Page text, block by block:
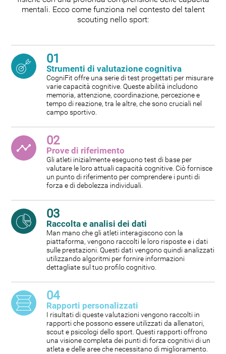
mentali. Ecco come funziona nel contesto del talent
scouting nello sport:
01
Strumenti di valutazione cognitiva
CogniFit offre una serie di test progettati per misurare
varie capacità cognitive. Queste abilità includono
memoria, attenzione, coordinazione, percezione e
tempo di reazione, tra le altre, che sono cruciali nel
campo sportivo.
02
Prove di riferimento
Gli atleti inizialmente eseguono test di base per
valutare le loro attuali capacità cognitive. Ciò fornisce
un punto di riferimento per comprendere i punti di
forza e di debolezza individuali.
03
Raccolta e analisi dei dati
Man mano che gli atleti interagiscono con la
piattaforma, vengono raccolti le loro risposte e i dati
sulle prestazioni. Questi dati vengono quindi analizzati
utilizzando algoritmi per fornire informazioni
dettagliate sul tuo profilo cognitivo.
04
Rapporti personalizzati
I risultati di queste valutazioni vengono raccolti in
rapporti che possono essere utilizzati da allenatori,
scout e psicologi dello sport. Questi rapporti offrono
una visione completa dei punti di forza cognitivi di un
atleta e delle aree che necessitano di miglioramento.